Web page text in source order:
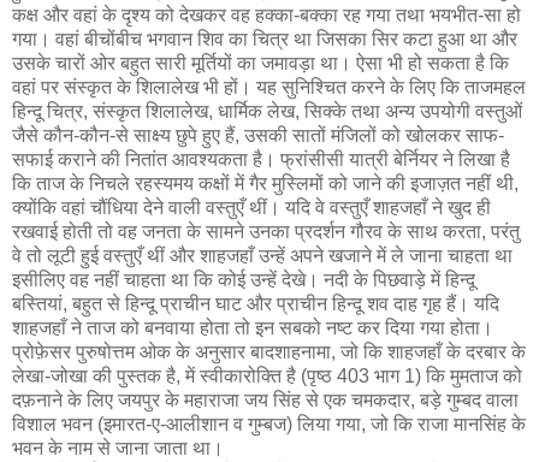
कक्ष और वहां के दृश्य को देखकर वह हक्का-बक्का रह गया तथा भयभीत-सा हो
गया। वहां बीचोंबीच भगवान शिव का चित्र था जिसका सिर कटा हुआ था और
उसके चारों ओर बहुत सारी मूर्तियों का जमावड़ा था। ऐसा भी हो सकता है कि
वहां पर संस्कृत के शिलालेख भी हों। यह सुनिश्चित करने के लिए कि ताजमहल
हिन्दू चित्र, संस्कृत शिलालेख, धार्मिक लेख, सिक्के तथा अन्य उपयोगी वस्तुओं
जैसे कौन-कौन-से साक्ष्य छुपे हुए हैं, उसकी सातों मंजिलों को खोलकर साफ-
सफाई कराने की नितांत आवश्यकता है। फ्रांसीसी यात्री बेर्नियर ने लिखा है
कि ताज के निचले रहस्यमय कक्षों में गैर मुस्लिमों को जाने की इजाज़त नहीं थी,
क्योंकि वहां चौंधिया देने वाली वस्तुएँ थीं। यदि वे वस्तुएँ शाहजहाँ ने खुद ही
रखवाई होती तो वह जनता के सामने उनका प्रदर्शन गौरव के साथ करता, परंतु
वे तो लूटी हुई वस्तुएँ थीं और शाहजहाँ उन्हें अपने खजाने में ले जाना चाहता था
इसीलिए वह नहीं चाहता था कि कोई उन्हें देखे। नदी के पिछवाड़े में हिन्दू
बस्तियां, बहुत से हिन्दू प्राचीन घाट और प्राचीन हिन्दू शव दाह गृह हैं। यदि
शाहजहाँ ने ताज को बनवाया होता तो इन सबको नष्ट कर दिया गया होता।
प्रोफ़ेसर पुरुषोत्तम ओक के अनुसार बादशाहनामा, जो कि शाहजहाँ के दरबार के
लेखा-जोखा की पुस्तक है, में स्वीकारोक्ति है (पृष्ठ 403 भाग 1) कि मुमताज को
दफ़नाने के लिए जयपुर के महाराजा जय सिंह से एक चमकदार, बड़े गुम्बद वाला
विशाल भवन (इमारत-ए-आलीशान व गुम्बज) लिया गया, जो कि राजा मानसिंह के
भवन के नाम से जाना जाता था।